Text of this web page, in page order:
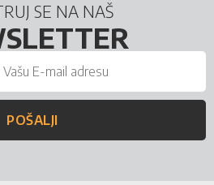
SE NA NAŠ
POŠALJI